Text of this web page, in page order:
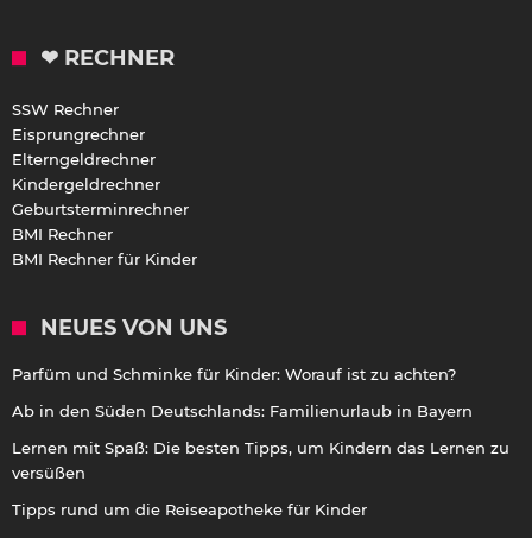
❤ RECHNER
SSW Rechner
Eisprungrechner
Elterngeldrechner
Kindergeldrechner
Geburtsterminrechner
BMI Rechner
BMI Rechner für Kinder
NEUES VON UNS
Parfüm und Schminke für Kinder: Worauf ist zu achten?
Ab in den Süden Deutschlands: Familienurlaub in Bayern
Lernen mit Spaß: Die besten Tipps, um Kindern das Lernen zu
versüßen
Tipps rund um die Reiseapotheke für Kinder